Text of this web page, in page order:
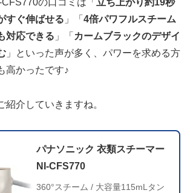
すぐ伸ばせる 」「 4倍パワフルスチーム
対応できる 」「 カームブラックのデザイ
」といった声が多く、パワーを求める方
高かったです♪
紹介していきますね。
パナソニック 衣類スチーマー
NI-CFS770
360°スチーム / 大容量115mLタン